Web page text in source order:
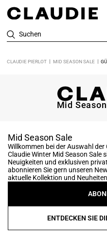
Suchen
CLAUDIE PIERLOT MID SEASON SALE
Mid
Mid Season Sale
Willkommen bei der Auswahl der
Claudie Winter Mid Season Sale
Neuigkeiten und exklusiven
abonnieren Sie gern unseren
aktuelle Kollektion und
ENTDECKEN SIE